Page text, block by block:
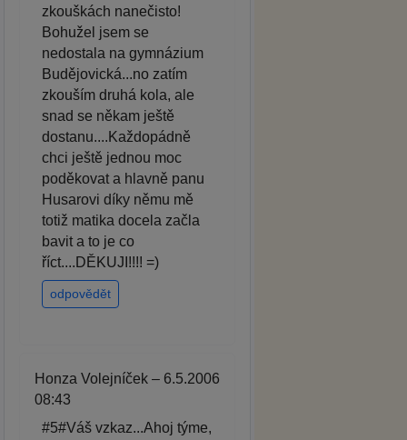
zkouškách nanečisto!
Bohužel jsem se
nedostala na gymnázium
Budějovická...no zatím
zkouším druhá kola, ale
snad se někam ještě
dostanu....Každopádně
chci ještě jednou moc
poděkovat a hlavně panu
Husarovi díky němu mě
totiž matika docela začla
bavit a to je co
říct....DĚKUJI!!!! =)
odpovědět
Honza Volejníček – 6.5.2006
08:43
#5#Váš vzkaz...Ahoj týme,